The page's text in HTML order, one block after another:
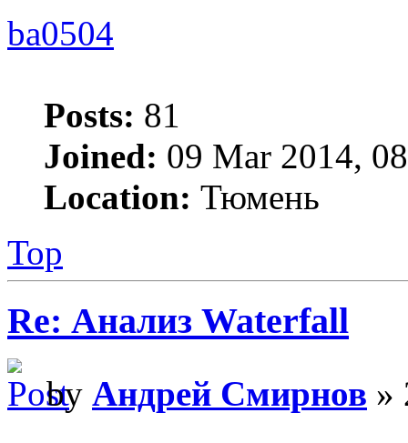
ba0504
Posts: 81
Joined: 09 Mar 2014,
Location: Тюмень
Top
Re: Анализ Waterfall
by Андрей Смирнов »